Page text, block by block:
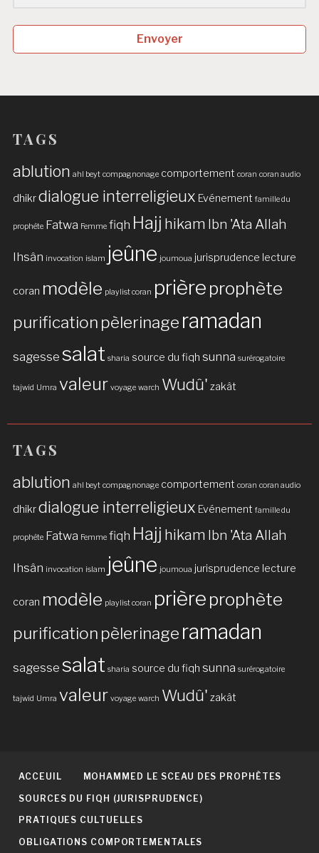
Envoyer
TAGS
ablution ahl beyt compagnonage comportement coran coran audio
dhikrdialogue interreligieux Evénement famille du
prophète Fatwa Femme fiqh Hajj hikam Ibn 'Ata Allah
Ihsân invocation islam jeûne joumoua jurisprudence lecture
coran modèle playlist coran prière prophète
purification pèlerinage ramadan
sagesse salat sharia source du fiqh sunna surérogatoire
tajwid Umra valeur voyage warch Wudû' zakât
TAGS
ablution ahl beyt compagnonage comportement coran coran audio
dhikrdialogue interreligieux Evénement famille du
prophète Fatwa Femme fiqh Hajj hikam Ibn 'Ata Allah
Ihsân invocation islam jeûne joumoua jurisprudence lecture
coran modèle playlist coran prière prophète
purification pèlerinage ramadan
sagesse salat sharia source du fiqh sunna surérogatoire
tajwid Umra valeur voyage warch Wudû' zakât
ACCEUIL MOHAMMED LE SCEAU DES PROPHÈTES
SOURCES DU FIQH (JURISPRUDENCE)
PRATIQUES CULTUELLES
OBLIGATIONS COMPORTEMENTALES